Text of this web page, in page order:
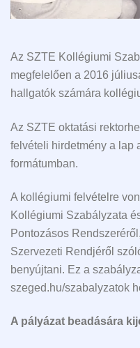
Az SZTE Kollégiumi
megfelelően a 2016
hallgatók számára
Az SZTE oktatási
felvételi hirdetmény a lap
formátumban.
A kollégiumi felvételre
Kollégiumi Szabályzata
Pontozásos
Szervezeti Rendjéről
benyújtani. Ez a
szeged.hu/szabalyzatok
A pályázat beadására